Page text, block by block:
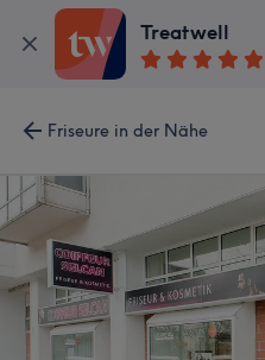
Treatwell
Friseure in der Nähe